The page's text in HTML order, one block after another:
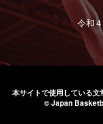
令和
本サイトで使用している
© Japan